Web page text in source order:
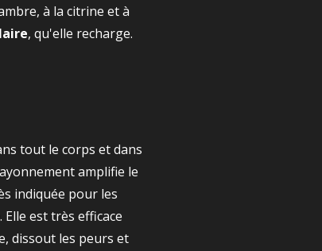
à la citrine et à
, qu'elle recharge.
tout le corps et dans
amplifie le
indiquée pour les
est très efficace
dissout les peurs et